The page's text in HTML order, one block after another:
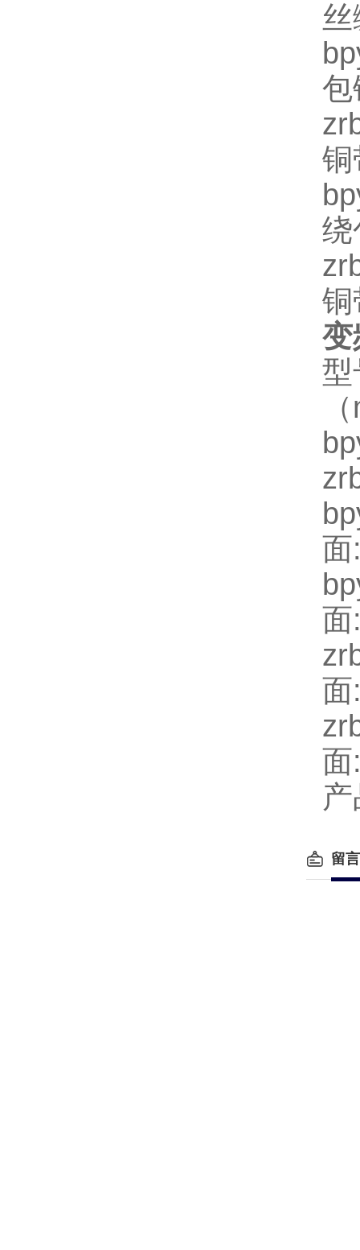
包
铜
绕
铜
变
面
面
面
面
留